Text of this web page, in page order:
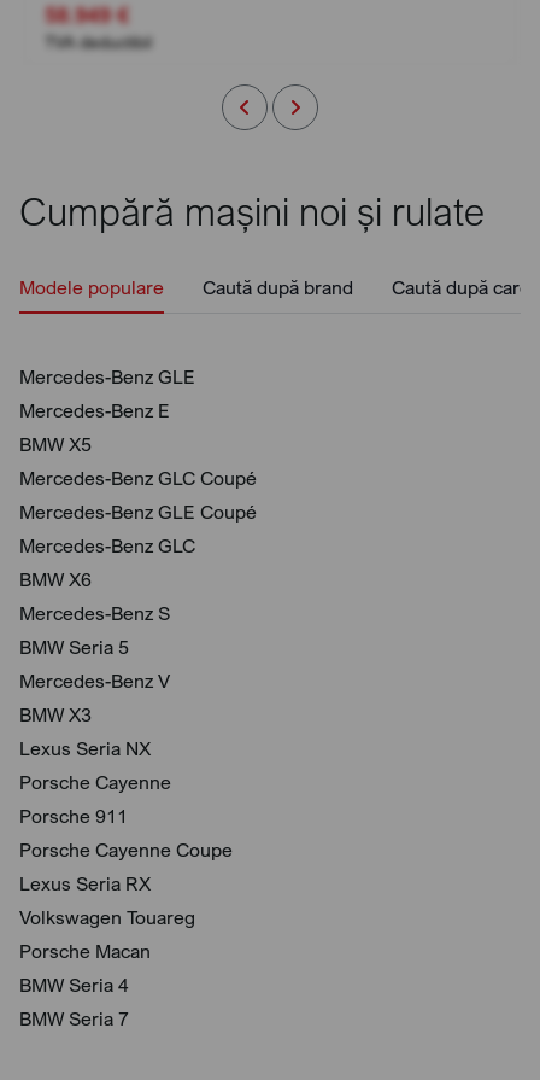
58.949 €
TVA deductibil
Cumpără mașini noi și rulate
Modele populare Caută după brand Caută după
Mercedes-Benz GLE
Mercedes-Benz E
BMW X5
Mercedes-Benz GLC Coupé
Mercedes-Benz GLE Coupé
Mercedes-Benz GLC
BMW X6
Mercedes-Benz S
BMW Seria 5
Mercedes-Benz V
BMW X3
Lexus Seria NX
Porsche Cayenne
Porsche 911
Porsche Cayenne Coupe
Lexus Seria RX
Volkswagen Touareg
Porsche Macan
BMW Seria 4
BMW Seria 7